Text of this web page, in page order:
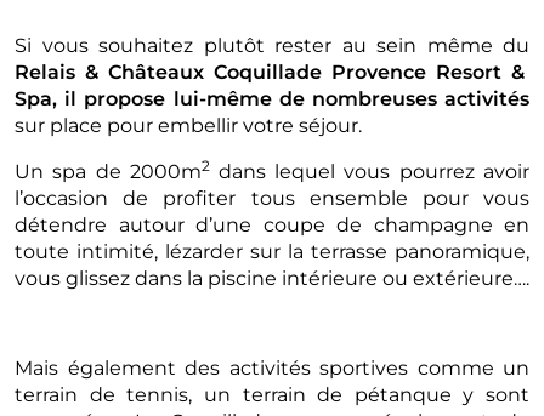
Si vous souhaitez plutôt rester au sein même du
Relais & Châteaux Coquillade Provence Resort &
Spa, il propose lui-même de nombreuses activités
sur place pour embellir votre séjour.
Un spa de 2000m2 dans lequel vous pourrez avoir
l’occasion de profiter tous ensemble pour vous
détendre autour d’une coupe de champagne en
toute intimité, lézarder sur la terrasse panoramique,
vous glissez dans la piscine intérieure ou extérieure….
Mais également des activités sportives comme un
terrain de tennis, un terrain de pétanque y sont